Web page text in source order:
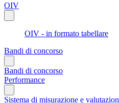
OIV
OIV - in formato tabellare
Bandi di concorso
Bandi di concorso
Performance
Sistema di misurazione e